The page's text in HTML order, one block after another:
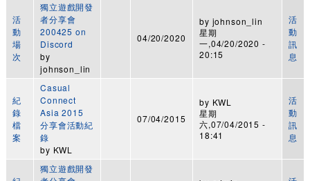
活
動
場
次
獨立遊戲開發
者分享會
200425 on
Discord
by
johnson_lin
04/20/2020
by johnson_lin
星期
一,04/20/2020 -
20:15
活
動
訊
息
紀
錄
檔
案
Casual
Connect
Asia 2015
分享會活動紀
錄
by KWL
07/04/2015
by KWL
星期
六,07/04/2015 -
18:41
活
動
訊
息
獨立遊戲開發